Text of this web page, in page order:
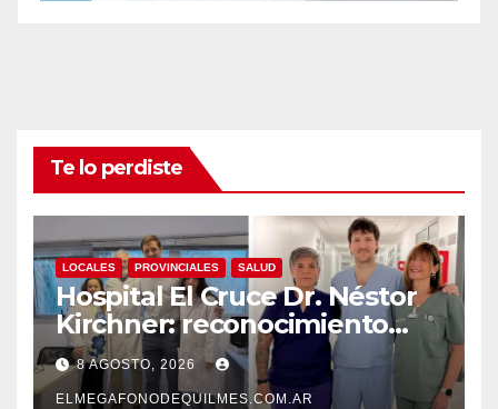
Te lo perdiste
LOCALES PROVINCIALES SALUD
Hospital El Cruce Dr. Néstor
Kirchner: reconocimiento
internacional a la calidad de
su atención
8 AGOSTO, 2026
ELMEGAFONODEQUILMES.COM.AR